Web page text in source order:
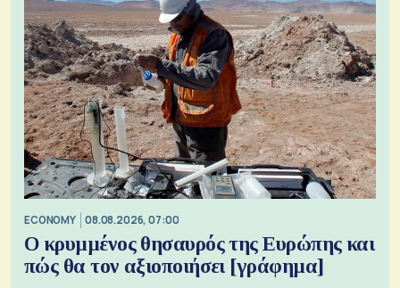
ECONOMY 08.08.2026, 07:00
Ο κρυμμένος θησαυρός της Ευρώπης και
πώς θα τον αξιοποιήσει [γράφημα]